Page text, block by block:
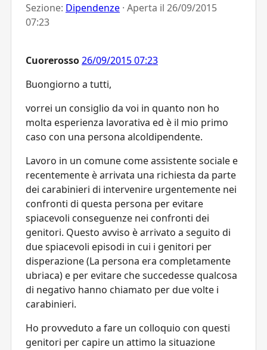
Sezione: Dipendenze · Aperta il 26/09/2015
07:23
Cuorerosso26/09/2015 07:23
Buongiorno a tutti,
vorrei un consiglio da voi in quanto non ho
molta esperienza lavorativa ed è il mio primo
caso con una persona alcoldipendente.
Lavoro in un comune come assistente sociale e
recentemente è arrivata una richiesta da parte
dei carabinieri di intervenire urgentemente nei
confronti di questa persona per evitare
spiacevoli conseguenze nei confronti dei
genitori. Questo avviso è arrivato a seguito di
due spiacevoli episodi in cui i genitori per
disperazione (La persona era completamente
ubriaca) e per evitare che succedesse qualcosa
di negativo hanno chiamato per due volte i
carabinieri.
Ho provveduto a fare un colloquio con questi
genitori per capire un attimo la situazione